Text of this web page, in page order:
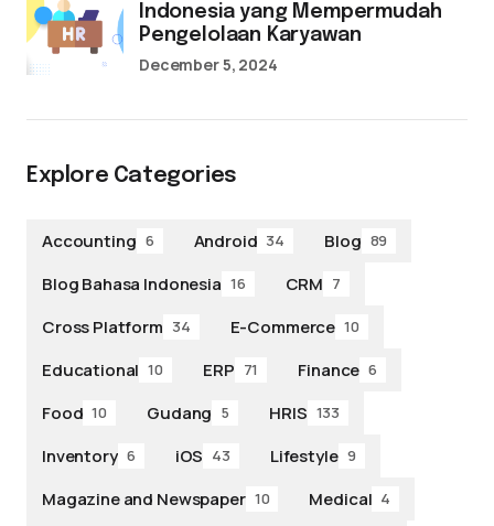
Indonesia yang Mempermudah
Pengelolaan Karyawan
December 5, 2024
Explore Categories
Accounting 6 Android 34 Blog 89
Blog Bahasa Indonesia 16 CRM 7
Cross Platform 34 E-Commerce 10
Educational 10 ERP 71 Finance 6
Food 10 Gudang 5 HRIS 133
Inventory 6 iOS 43 Lifestyle 9
Magazine and Newspaper 10 Medical 4